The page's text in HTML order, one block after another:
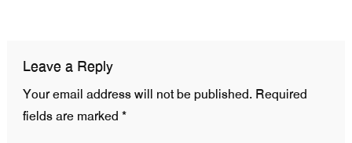
Leave a Reply
Your email address will not be published. Required
fields are marked *